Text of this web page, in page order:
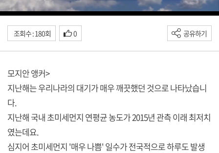
조회수 : 180회 0 공유하기
모지안 앵커>
지난해는 우리나라의 대기가 매우 깨끗했던 것으로 나타났습니
다.
지난해 국내 초미세먼지 연평균 농도가 2015년 관측 이래 최저치
였는데요.
심지어 초미세먼지 '매우 나쁨' 일수가 전국적으로 하루도 발생